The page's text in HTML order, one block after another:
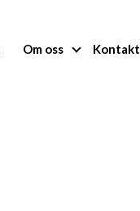
Om oss Kontakt